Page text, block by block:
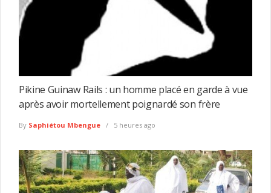
Pikine Guinaw Rails : un homme placé en garde à vue
après avoir mortellement poignardé son frère
By Saphiétou Mbengue 5 heures ago